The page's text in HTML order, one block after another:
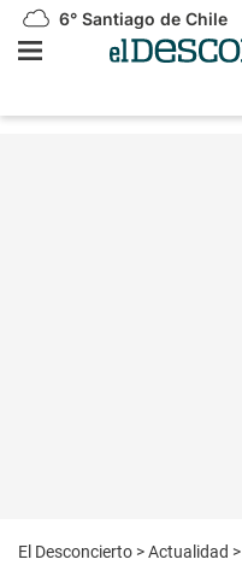
6° Santiago de Chile
El Desconcierto >Actualidad >